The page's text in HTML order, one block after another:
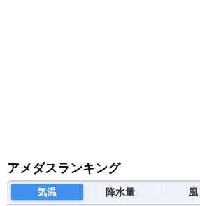
アメダスランキング
気温 降水量 風